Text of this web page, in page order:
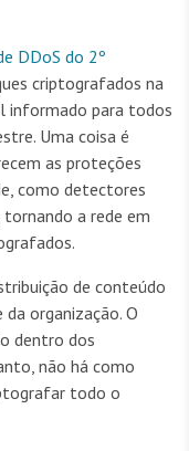
DDoS do 2º
criptografados na
informado para todos
Uma coisa é
as proteções
como detectores
a rede em
de conteúdo
organização. O
dentro dos
não há como
todo o